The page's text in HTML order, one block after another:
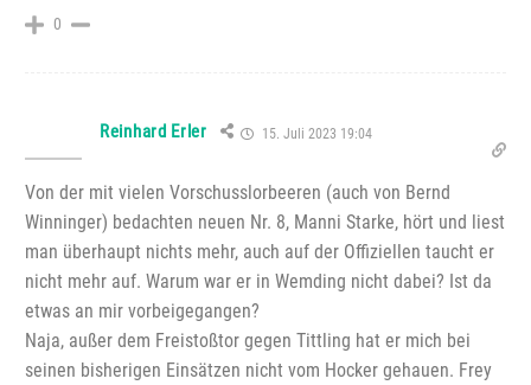
0
Reinhard Erler 15. Juli 2023 19:04
Von der mit vielen Vorschusslorbeeren (auch von Bernd
Winninger) bedachten neuen Nr. 8, Manni Starke, hört und liest
man überhaupt nichts mehr, auch auf der Offiziellen taucht er
nicht mehr auf. Warum war er in Wemding nicht dabei? Ist da
etwas an mir vorbeigegangen?
Naja, außer dem Freistoßtor gegen Tittling hat er mich bei
seinen bisherigen Einsätzen nicht vom Hocker gehauen. Frey